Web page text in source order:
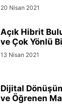
20 Nisan 2021
Açık Hibrit
ve Çok Yönlü
13 Nisan 2021
Dijital
ve Öğrenen